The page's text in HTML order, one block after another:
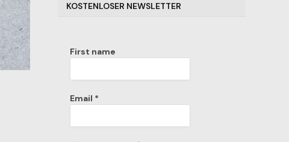
KOSTENLOSER NEWSLETTER
First name
Email *